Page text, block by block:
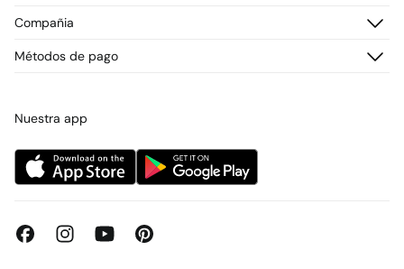
Envío
Promociones vigentes
¡Únete!
Compañia
Tiendas
Métodos de pago
Nuestra app